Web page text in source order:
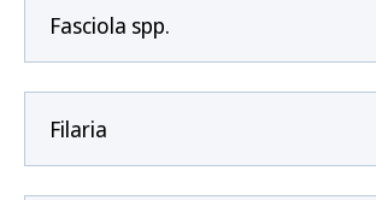
Fasciola spp.
Filaria